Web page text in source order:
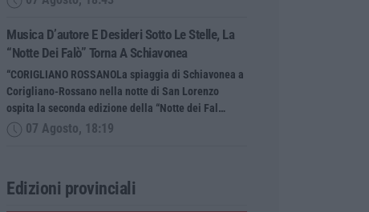
Musica D’autore E Desideri Sotto Le Stelle, La
“Notte Dei Falò” Torna A Schiavonea
“CORIGLIANO ROSSANOLa spiaggia di Schiavonea a
Corigliano-Rossano nella notte di San Lorenzo
ospita la seconda edizione della “Notte dei Fal…
07 Agosto, 18:19
Edizioni provinciali